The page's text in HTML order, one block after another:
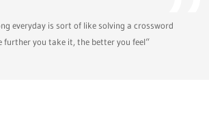
everyday is sort of like solving a crossword
further you take it, the better you feel“